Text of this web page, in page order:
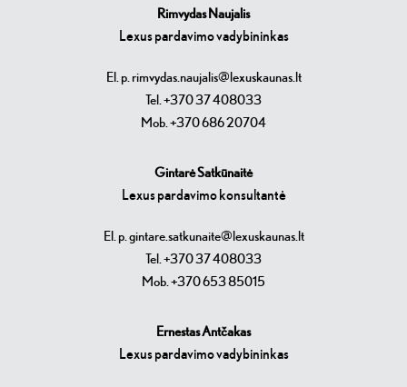
Rimvydas Naujalis
Lexus pardavimo vadybininkas
El. p. rimvydas.naujalis@lexuskaunas.lt
Tel. +370 37 408033
Mob. +370 686 20704
Gintarė Satkūnaitė
Lexus pardavimo konsultantė
El. p. gintare.satkunaite@lexuskaunas.lt
Tel. +370 37 408033
Mob. +370 653 85015
Ernestas Antčakas
Lexus pardavimo vadybininkas